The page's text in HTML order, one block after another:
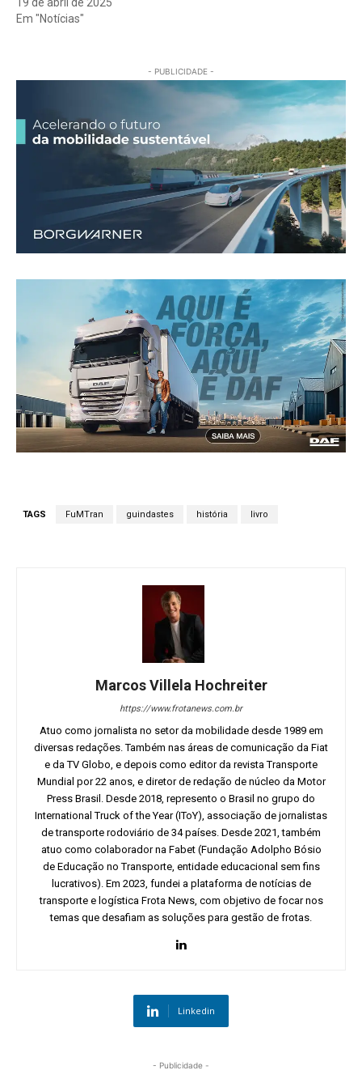
Em "Notícias"
- PUBLICIDADE -
TAGS FuMTran guindastes história livro
Marcos Villela Hochreiter
https://www.frotanews.com.br
Atuo como jornalista no setor da mobilidade desde 1989 em
diversas redações. Também nas áreas de comunicação da Fiat
e da TV Globo, e depois como editor da revista Transporte
Mundial por 22 anos, e diretor de redação de núcleo da Motor
Press Brasil. Desde 2018, represento o Brasil no grupo do
International Truck of the Year (IToY), associação de jornalistas
de transporte rodoviário de 34 países. Desde 2021, também
atuo como colaborador na Fabet (Fundação Adolpho Bósio
de Educação no Transporte, entidade educacional sem fins
lucrativos). Em 2023, fundei a plataforma de notícias de
transporte e logística Frota News, com objetivo de focar nos
temas que desafiam as soluções para gestão de frotas.
Linkedin
- Publicidade -